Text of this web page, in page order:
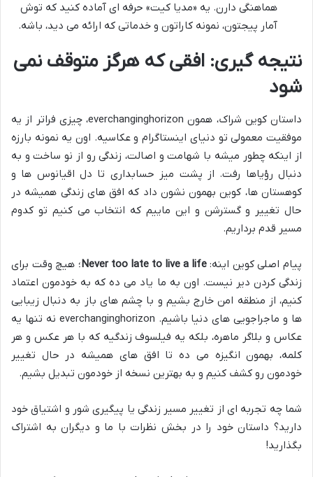
هماهنگی دارن. یه «مدیا کیت» حرفه ای آماده کنید که توش
آمار پیجتون، نمونه کاراتون و خدماتی که ارائه می دید، باشه.
نتیجه گیری: افقی که هرگز متوقف نمی
شود
داستان کوین شراک، همون everchanginghorizon، چیزی فراتر از یه
موفقیت معمولی تو دنیای اینستاگرام و عکاسیه. اون یه نمونه بارزه
از اینکه چطور میشه با شهامت و اصالت، زندگی رو از نو ساخت و به
دنبال رؤیاها رفت. از پشت میز حسابداری تا دل اقیانوس ها و
کوهستان ها، کوین بهمون نشون داد که افق های زندگی همیشه در
حال تغییر و گسترشن و این ماییم که انتخاب می کنیم تو کدوم
مسیر قدم برداریم.
پیام اصلی کوین اینه:Never too late to live a life؛ هیچ وقت برای
زندگی کردن دیر نیست. اون به ما یاد می ده که به خودمون اعتماد
کنیم، از منطقه امن خارج بشیم و با چشم های باز به دنبال زیبایی
ها و ماجراجویی های دنیا باشیم. everchanginghorizon نه تنها یه
عکاس و بلاگر ماهره، بلکه یه فیلسوف زندگیه که با هر عکس و هر
کلمه، بهمون انگیزه می ده تا افق های همیشه در حال تغییر
خودمون رو کشف کنیم و به بهترین نسخه از خودمون تبدیل بشیم.
شما چه تجربه ای از تغییر مسیر زندگی یا پیگیری شور و اشتیاق خود
دارید؟ داستان خود را در بخش نظرات با ما و دیگران به اشتراک
بگذارید!